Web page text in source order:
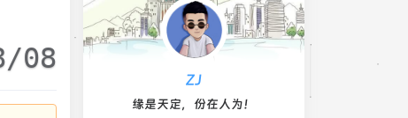
08
ZJ
缘是天定，份在人为！